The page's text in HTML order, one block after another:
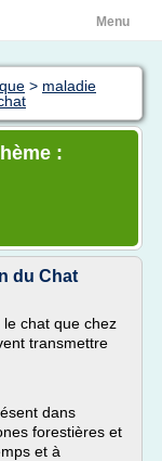
Menu
> maladie
:
du Chat
chat que chez
transmettre
dans
forestières et
et à